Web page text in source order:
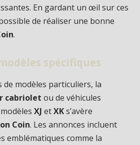
En gardant un œil sur ces
de réaliser une bonne
.
spécifiques
de modèles particuliers, la
cabriolet ou de véhicules
XJ etXKs’avère
Coin. Les annonces incluent
emblématiques comme la